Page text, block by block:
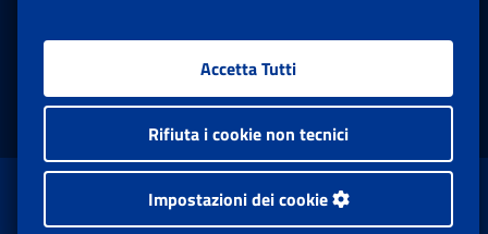
Facebook: Apre una nuova finestra
Twitter: Apre una nuova finestra
Whatsapp: Apre una nuova
Youtube: Apre una
Instagram:
www.inps.gov.it © 1997-2026
Istituto Nazionale Previdenza Sociale.
Accetta Tutti
Rifiuta i cookie non tecnici
Impostazioni dei cookie